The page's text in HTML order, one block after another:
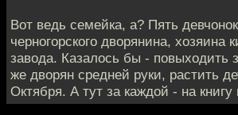
Вот ведь семейка, а? Пять
черногорского дворянина, хозяина
завода. Казалось бы - повыходить
же дворян средней руки, растить
Октября. А тут за каждой - на